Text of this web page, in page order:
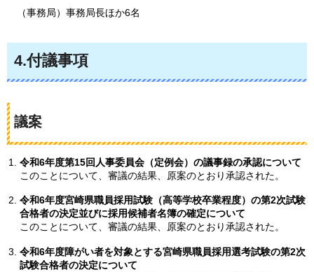
（事務局）事務局長ほか6名
4.付議事項
議案
令和6年度第15回人事委員会（定例会）の議事録の承認について
このことについて、審議の結果、原案のとおり承認された。
令和6年度宮崎県職員採用試験（高等学校卒業程度）の第2次試験
合格者の決定並びに採用候補者名簿の確定について
このことについて、審議の結果、原案のとおり承認された。
令和6年度障がい者を対象とする宮崎県職員採用選考試験の第2次
試験合格者の決定について